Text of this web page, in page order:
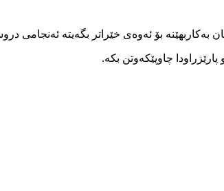
بەکاربهێنە بۆ ئەوەی خێراتر بگەیتە ئەنجامی
چاوپێکەوتن بکە.